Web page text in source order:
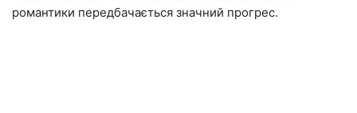
романтики передбачається значний прогрес.